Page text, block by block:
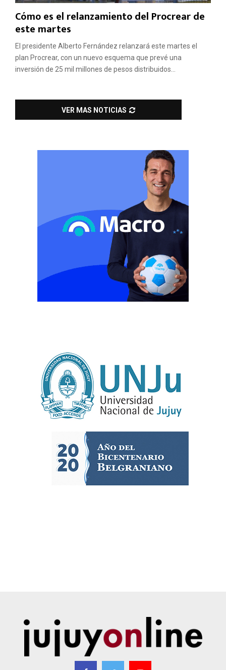
Cómo es el relanzamiento del Procrear de
este martes
El presidente Alberto Fernández relanzará este martes el
plan Procrear, con un nuevo esquema que prevé una
inversión de 25 mil millones de pesos distribuidos...
VER MAS NOTICIAS